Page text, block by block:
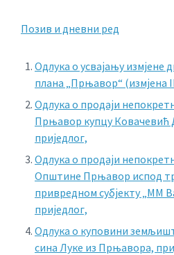
Позив и дневни ред
Одлука о усвајању измјене
плана „Прњавор“ (измјена
Одлука о продаји
Прњавор купцу Ковачевић
приједлог,
Одлука о продаји
Општине Прњавор испод
привредном субјекту „MM
приједлог,
Oдлука о куповини
сина Луке из Прњавора,